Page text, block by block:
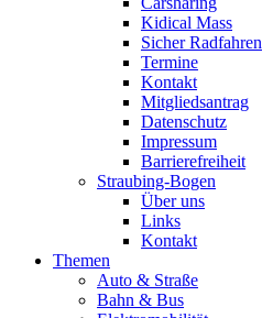
Kidical Mass
Sicher Radfahren
Termine
Kontakt
Mitgliedsantrag
Datenschutz
Impressum
Barrierefreiheit
Straubing-Bogen
Über uns
Links
Kontakt
Themen
Auto & Straße
Bahn & Bus